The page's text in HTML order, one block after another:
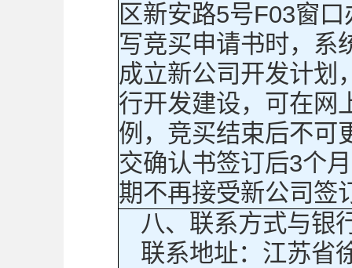
区新安路5号F03窗
写竞买申请书时，系
成立新公司开发计划
行开发建设，可在网
例，竞买结束后不可
交确认书签订后3个
期不再接受新公司签
八、联系方式与银
联系地址：江苏省